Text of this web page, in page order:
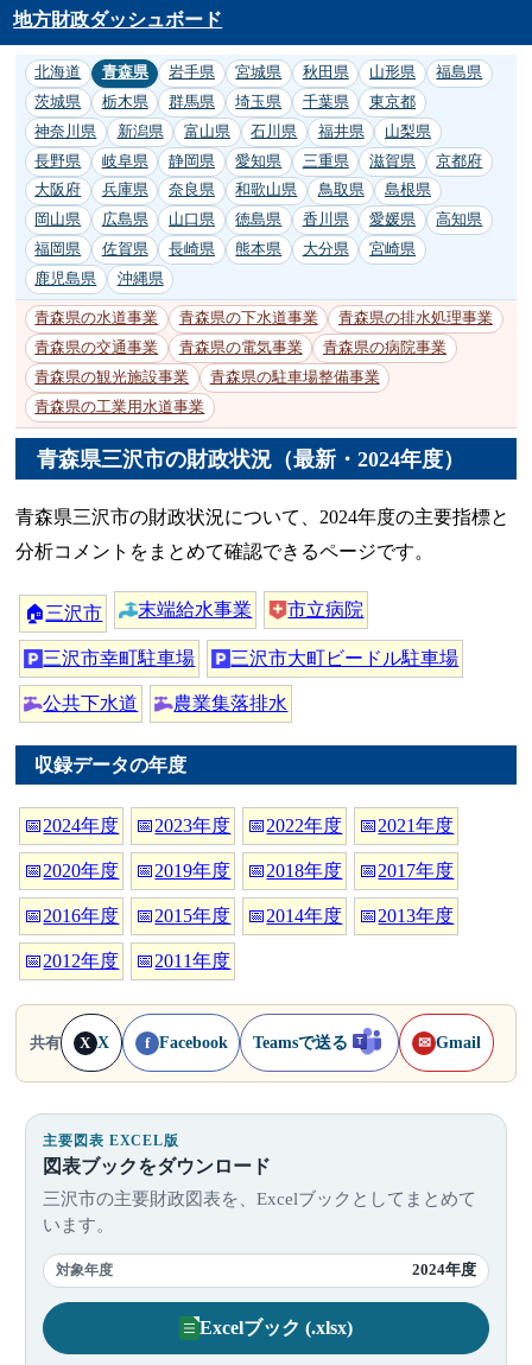
地方財政ダッシュボード
北海道 青森県 岩手県 宮城県 秋田県 山形県
福島県
茨城県
栃木県 群馬県 埼玉県 千葉県
東京都
神奈川県
新潟県 富山県 石川県 福井県
山梨県
長野県
岐阜県 静岡県 愛知県 三重県 滋賀県
京都府
大阪府
兵庫県 奈良県 和歌山県 鳥取県
島根県
岡山県
広島県 山口県 徳島県 香川県 愛媛県
高知県
福岡県
佐賀県 長崎県 熊本県 大分県
宮崎県
鹿児島県
沖縄県
青森県の水道事業 青森県の下水道事業
青森県の排水処理事業
青森県の交通事業
青森県の電気事業
青森県の病院事業
青森県の観光施設事業
青森県の駐車場整備事業
青森県の工業用水道事業
青森県三沢市の財政状況（最新・2024年度）
青森県三沢市の財政状況について、2024年度の主要指標と
分析コメントをまとめて確認できるページです。
🏠三沢市 末端給水事業 市立病院
三沢市幸町駐車場 三沢市大町ビードル駐車場
公共下水道 農業集落排水
収録データの年度
📅2024年度 📅2023年度 📅2022年度 📅2021年度
📅2020年度 📅2019年度 📅2018年度 📅2017年度
📅2016年度 📅2015年度 📅2014年度 📅2013年度
📅2012年度 📅2011年度
共有 X X f Facebook Teamsで送る ✉ Gmail
主要図表 EXCEL版
図表ブックをダウンロード
三沢市の主要財政図表を、Excelブックとしてまとめて
います。
対象年度 2024年度
Excelブック (.xlsx)